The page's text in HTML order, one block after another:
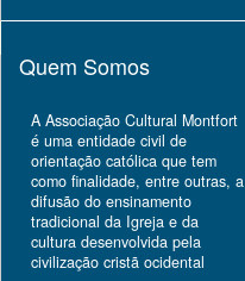
Quem Somos
A Associação Cultural Montfort
é uma entidade civil de
orientação católica que tem
como finalidade, entre outras, a
difusão do ensinamento
tradicional da Igreja e da
cultura desenvolvida pela
civilização cristã ocidental